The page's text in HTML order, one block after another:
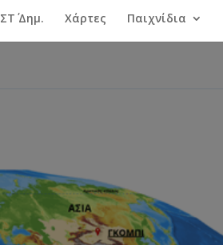
ΣΤ΄ Δημ. Χάρτες Παιχνίδια